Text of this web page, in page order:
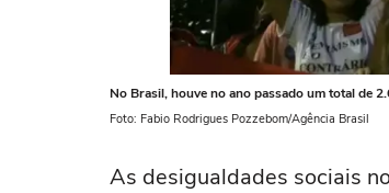
No Brasil, houve no ano passado um total de
Foto: Fabio Rodrigues Pozzebom/Agência Brasil
As desigualdades sociais